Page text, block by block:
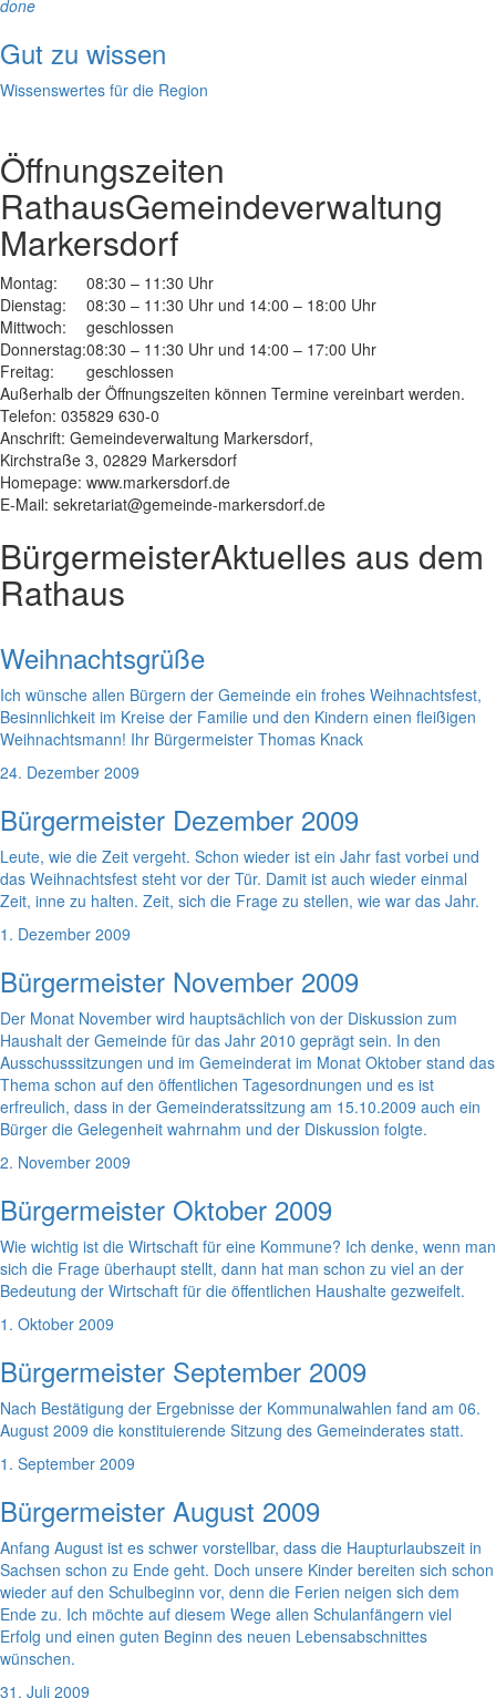
done
Gut zu wissen
Wissenswertes für die Region
Öffnungszeiten
RathausGemeindeverwaltung
Markersdorf
Montag:
08:30 – 11:30 Uhr
Dienstag:
08:30 – 11:30 Uhr und 14:00 – 18:00 Uhr
Mittwoch:
geschlossen
Donnerstag:08:30 – 11:30 Uhr und 14:00 – 17:00 Uhr
Freitag:
geschlossen
Außerhalb der Öffnungszeiten können Termine vereinbart werden.
Telefon: 035829 630-0
Anschrift: Gemeindeverwaltung Markersdorf,
Kirchstraße 3, 02829 Markersdorf
Homepage: www.markersdorf.de
E-Mail: sekretariat@gemeinde-markersdorf.de
BürgermeisterAktuelles aus dem
Rathaus
Weihnachtsgrüße
Ich wünsche allen Bürgern der Gemeinde ein frohes Weihnachtsfest,
Besinnlichkeit im Kreise der Familie und den Kindern einen fleißigen
Weihnachtsmann! Ihr Bürgermeister Thomas Knack
24. Dezember 2009
Bürgermeister Dezember 2009
Leute, wie die Zeit vergeht. Schon wieder ist ein Jahr fast vorbei und
das Weihnachtsfest steht vor der Tür. Damit ist auch wieder einmal
Zeit, inne zu halten. Zeit, sich die Frage zu stellen, wie war das Jahr.
1. Dezember 2009
Bürgermeister November 2009
Der Monat November wird hauptsächlich von der Diskussion zum
Haushalt der Gemeinde für das Jahr 2010 geprägt sein. In den
Ausschusssitzungen und im Gemeinderat im Monat Oktober stand das
Thema schon auf den öffentlichen Tagesordnungen und es ist
erfreulich, dass in der Gemeinderatssitzung am 15.10.2009 auch ein
Bürger die Gelegenheit wahrnahm und der Diskussion folgte.
2. November 2009
Bürgermeister Oktober 2009
Wie wichtig ist die Wirtschaft für eine Kommune? Ich denke, wenn man
sich die Frage überhaupt stellt, dann hat man schon zu viel an der
Bedeutung der Wirtschaft für die öffentlichen Haushalte gezweifelt.
1. Oktober 2009
Bürgermeister September 2009
Nach Bestätigung der Ergebnisse der Kommunalwahlen fand am 06.
August 2009 die konstituierende Sitzung des Gemeinderates statt.
1. September 2009
Bürgermeister August 2009
Anfang August ist es schwer vorstellbar, dass die Haupturlaubszeit in
Sachsen schon zu Ende geht. Doch unsere Kinder bereiten sich schon
wieder auf den Schulbeginn vor, denn die Ferien neigen sich dem
Ende zu. Ich möchte auf diesem Wege allen Schulanfängern viel
Erfolg und einen guten Beginn des neuen Lebensabschnittes
wünschen.
31. Juli 2009